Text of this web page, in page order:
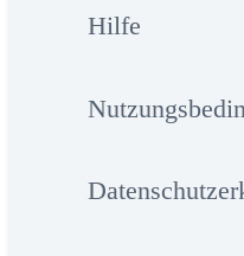
Hilfe